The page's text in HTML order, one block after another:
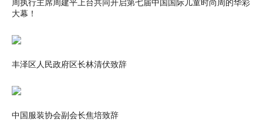
周执行主席周建平上台共同开启第七届中国国际儿童时尚周的华彩
大幕！
丰泽区人民政府区长林清伏致辞
中国服装协会副会长焦培致辞